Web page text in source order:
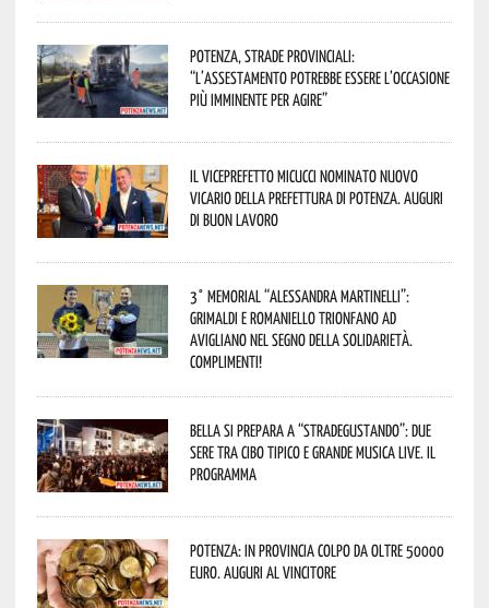
Potenza, strade provinciali:
“L’assestamento potrebbe essere l’occasione
più imminente per agire”
Il Viceprefetto Micucci nominato nuovo
Vicario della Prefettura di Potenza. Auguri
di buon lavoro
3° Memorial “Alessandra Martinelli”:
Grimaldi e Romaniello trionfano ad
Avigliano nel segno della solidarietà.
Complimenti!
Bella si prepara a “Stradegustando”: due
sere tra cibo tipico e grande musica live. Il
programma
Potenza: in provincia colpo da oltre 50000
euro. Auguri al vincitore